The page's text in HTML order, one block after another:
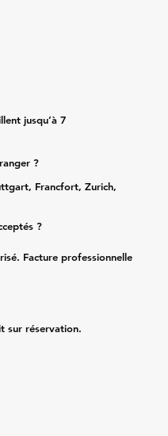
jusqu’à 7
?
Francfort, Zurich,
?
Facture professionnelle
sur réservation.